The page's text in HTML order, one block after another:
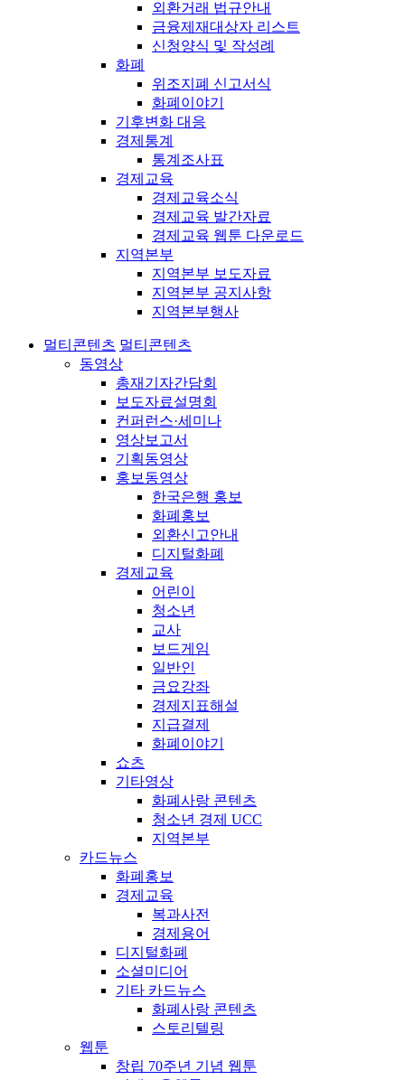
외환거래 법규안내
금융제재대상자 리스트
신청양식 및 작성례
화폐
위조지폐 신고서식
화폐이야기
기후변화 대응
경제통계
통계조사표
경제교육
경제교육소식
경제교육 발간자료
경제교육 웹툰 다운로드
지역본부
지역본부 보도자료
지역본부 공지사항
지역본부행사
멀티콘텐츠 멀티콘텐츠
동영상
총재기자간담회
보도자료설명회
컨퍼런스·세미나
영상보고서
기획동영상
홍보동영상
한국은행 홍보
화폐홍보
외환신고안내
디지털화폐
경제교육
어린이
청소년
교사
보드게임
일반인
금요강좌
경제지표해설
지급결제
화폐이야기
쇼츠
기타영상
화폐사랑 콘텐츠
청소년 경제 UCC
지역본부
카드뉴스
화폐홍보
경제교육
복과사전
경제용어
디지털화폐
소셜미디어
기타 카드뉴스
화폐사랑 콘텐츠
스토리텔링
웹툰
창립 70주년 기념 웹툰